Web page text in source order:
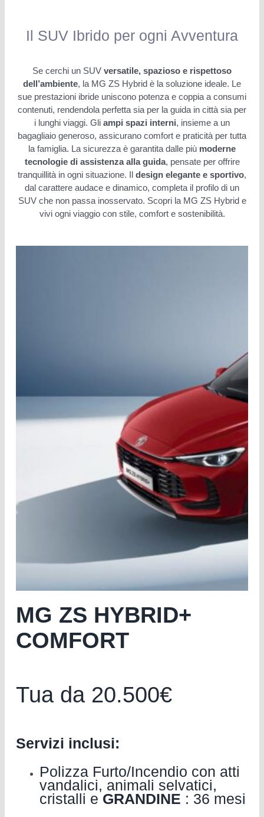
Il SUV Ibrido per ogni Avventura
Se cerchi un SUV versatile, spazioso e rispettoso
dell’ambiente, la MG ZS Hybrid è la soluzione ideale. Le
sue prestazioni ibride uniscono potenza e coppia a consumi
contenuti, rendendola perfetta sia per la guida in città sia per
i lunghi viaggi. Gli ampi spazi interni, insieme a un
bagagliaio generoso, assicurano comfort e praticità per tutta
la famiglia. La sicurezza è garantita dalle più moderne
tecnologie di assistenza alla guida, pensate per offrire
tranquillità in ogni situazione. Il design elegante e sportivo,
dal carattere audace e dinamico, completa il profilo di un
SUV che non passa inosservato. Scopri la MG ZS Hybrid e
vivi ogni viaggio con stile, comfort e sostenibilità.
MG ZS HYBRID+
COMFORT
Tua da 20.500€
Servizi inclusi:
Polizza Furto/Incendio con atti
vandalici, animali selvatici,
cristalli e GRANDINE : 36 mesi